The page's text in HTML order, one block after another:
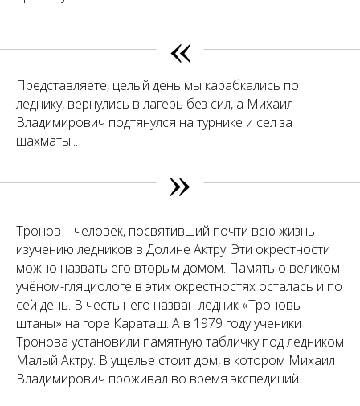
«
Представляете, целый день мы карабкались по
леднику, вернулись в лагерь без сил, а Михаил
Владимирович подтянулся на турнике и сел за
шахматы...
»
Тронов – человек, посвятивший почти всю жизнь
изучению ледников в Долине Актру. Эти окрестности
можно назвать его вторым домом. Память о великом
учёном-гляциологе в этих окрестностях осталась и по
сей день. В честь него назван ледник «Троновы
штаны» на горе Караташ. А в 1979 году ученики
Тронова установили памятную табличку под ледником
Малый Актру. В ущелье стоит дом, в котором Михаил
Владимирович проживал во время экспедиций.